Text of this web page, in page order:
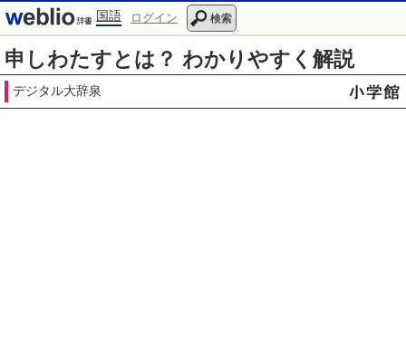
国語 ログイン 検索
申しわたすとは？ わかりやすく解説
デジタル大辞泉